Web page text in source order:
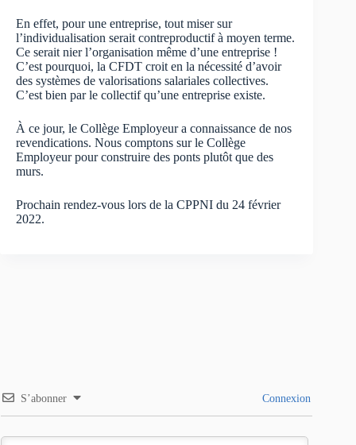
En effet, pour une entreprise, tout miser sur
l’individualisation serait contreproductif à moyen terme.
Ce serait nier l’organisation même d’une entreprise !
C’est pourquoi, la CFDT croit en la nécessité d’avoir
des systèmes de valorisations salariales collectives.
C’est bien par le collectif qu’une entreprise existe.
À ce jour, le Collège Employeur a connaissance de nos
revendications. Nous comptons sur le Collège
Employeur pour construire des ponts plutôt que des
murs.
Prochain rendez-vous lors de la CPPNI du 24 février
2022.
S’abonner Connexion